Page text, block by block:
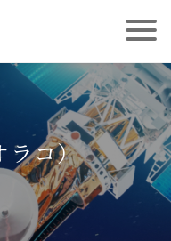
ラコ）